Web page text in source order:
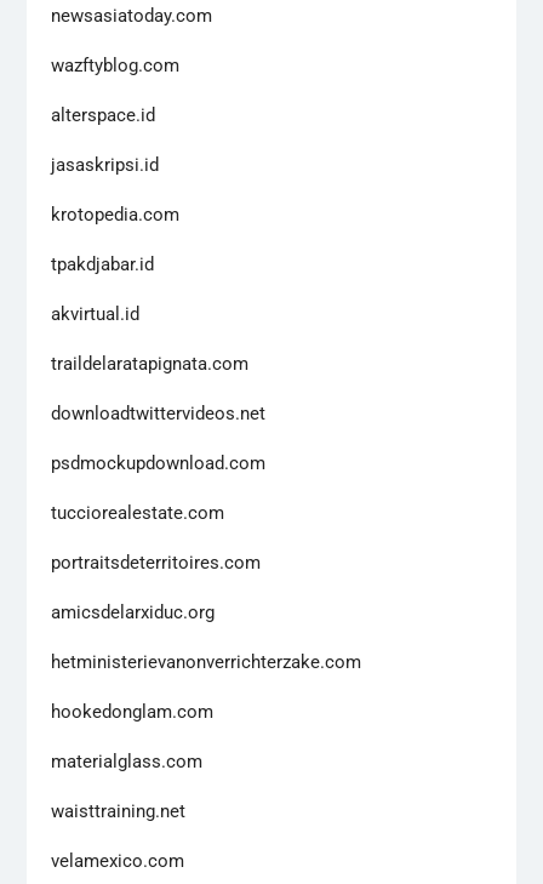
newsasiatoday.com
wazftyblog.com
alterspace.id
jasaskripsi.id
krotopedia.com
tpakdjabar.id
akvirtual.id
traildelaratapignata.com
downloadtwittervideos.net
psdmockupdownload.com
tucciorealestate.com
portraitsdeterritoires.com
amicsdelarxiduc.org
hetministerievanonverrichterzake.com
hookedonglam.com
materialglass.com
waisttraining.net
velamexico.com